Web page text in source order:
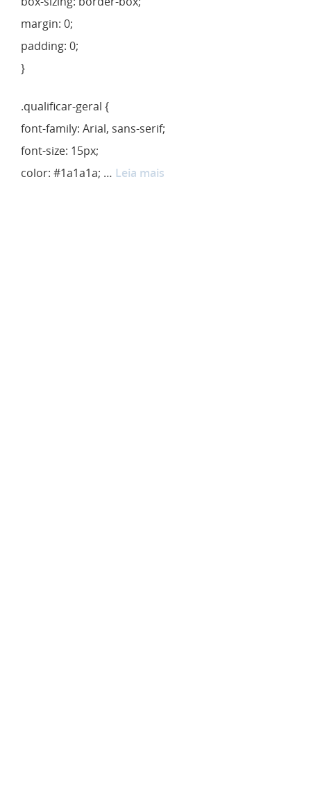
margin: 0;
padding: 0;
}
.qualificar-geral {
font-family: Arial, sans-serif;
font-size: 15px;
color: #1a1a1a; … Leia mais